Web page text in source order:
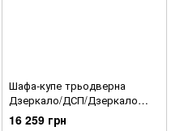
Шафа-купе трьодверна
Дзеркало/ДСП/Дзеркало
Стандарт 3
16 259 грн